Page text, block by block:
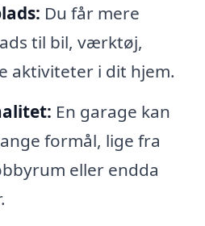
Du får mere
til bil, værktøj,
aktiviteter i dit hjem.
En garage kan
formål, lige fra
eller endda